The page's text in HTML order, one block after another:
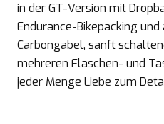
in der GT-Version mit
Endurance-Bikepacking
Carbongabel, sanft
mehreren Flaschen- und
jeder Menge Liebe zum